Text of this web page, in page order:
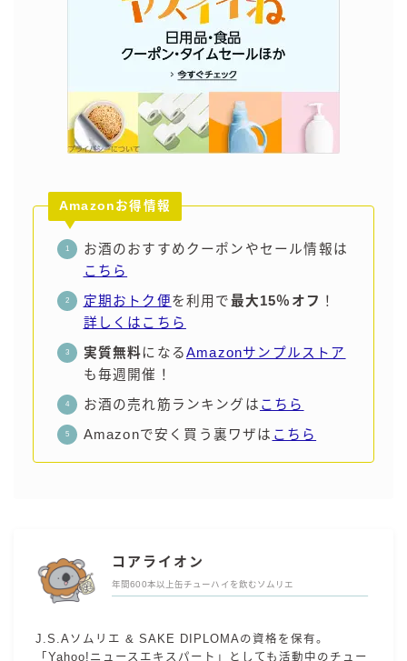
Amazonお得情報
お酒のおすすめクーポンやセール情報は
こちら
定期おトク便を利用で最大15％オフ ！
詳しくはこちら
実質無料になるAmazonサンプルストア
も毎週開催！
お酒の売れ筋ランキングは こちら
Amazonで安く買う裏ワザは こちら
コアライオン
年間600本以上缶チューハイを飲むソムリエ
J.S.Aソムリエ & SAKE DIPLOMAの資格を保有。
「Yahoo!ニュースエキスパート」としても活動中のチュー